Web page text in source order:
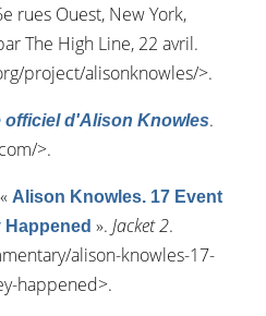
rues Ouest, New York,
The High Line, 22 avril.
project/alisonknowles/>.
officiel d'Alison Knowles.
>.
« Alison Knowles. 17 Event
». Jacket 2.
alison-knowles-17-
happened>.